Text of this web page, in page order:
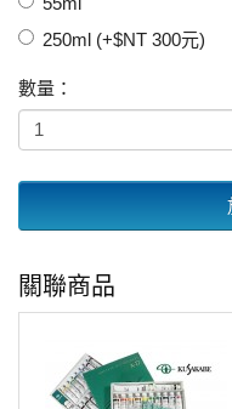
250ml (+$NT 300元)
數量：
關聯商品